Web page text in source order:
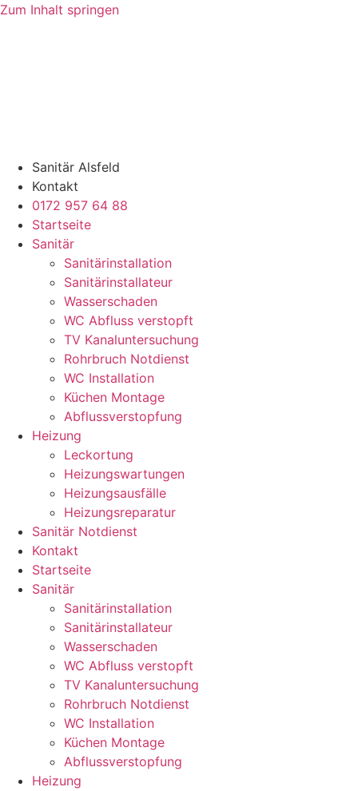
Zum Inhalt springen
Sanitär Alsfeld
Kontakt
0172 957 64 88
Startseite
Sanitär
Sanitärinstallation
Sanitärinstallateur
Wasserschaden
WC Abfluss verstopft
TV Kanaluntersuchung
Rohrbruch Notdienst
WC Installation
Küchen Montage
Abflussverstopfung
Heizung
Leckortung
Heizungswartungen
Heizungsausfälle
Heizungsreparatur
Sanitär Notdienst
Kontakt
Startseite
Sanitär
Sanitärinstallation
Sanitärinstallateur
Wasserschaden
WC Abfluss verstopft
TV Kanaluntersuchung
Rohrbruch Notdienst
WC Installation
Küchen Montage
Abflussverstopfung
Heizung